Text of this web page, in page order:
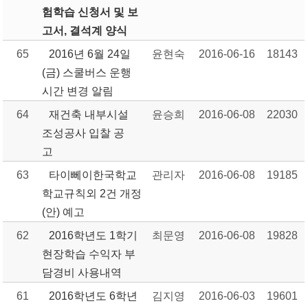
험학습 신청서 및 보
고서, 결석계 양식
65
2016년 6월 24일
(금) 스쿨버스 운행
시간 변경 알림
윤현숙 2016-06-16 18143
64
재건축 내부시설
조성공사 입찰 공
고
윤승희 2016-06-08 22030
63
타이뻬이한국학교
학교규칙외 2건 개정
(안) 예고
관리자 2016-06-08 19185
62
2016학년도 1학기
현장학습 수익자 부
담경비 사용내역
최문영 2016-06-08 19828
61 2016학년도 6학년 김지영 2016-06-03 19601